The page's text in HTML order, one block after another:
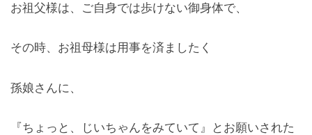
CONTACT
お祖父様は、ご自身では歩けない御身体で、
その時、お祖母様は用事を済ましたく
孫娘さんに、
『ちょっと、じいちゃんをみていて』とお願いされた